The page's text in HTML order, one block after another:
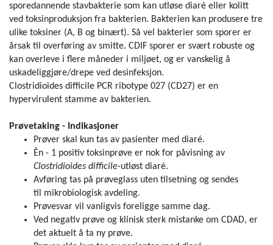
sporedannende stavbakterie som kan utløse diaré eller kolitt
ved toksinproduksjon fra bakterien. Bakterien kan produsere tre
ulike toksiner (A, B og binært). Så vel bakterier som sporer er
årsak til overføring av smitte. CDIF sporer er svært robuste og
kan overleve i flere måneder i miljøet, og er vanskelig å
uskadeliggjøre/drepe ved desinfeksjon.
Clostridioides difficile PCR ribotype 027 (CD27) er en
hypervirulent stamme av bakterien.
Prøvetaking - Indikasjoner
Prøver skal kun tas av pasienter med diaré.
Èn - 1 positiv toksinprøve er nok for påvisning av
Clostridioides difficile-utløst diaré.
Avføring tas på prøveglass uten tilsetning og sendes
til mikrobiologisk avdeling.
Prøvesvar vil vanligvis foreligge samme dag.
Ved negativ prøve og klinisk sterk mistanke om CDAD, er
det aktuelt å ta ny prøve.